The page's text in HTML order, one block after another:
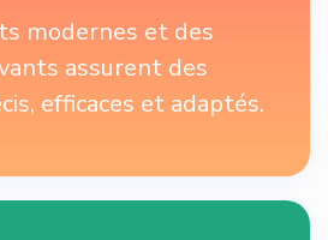
modernes et des
assurent des
efficaces et adaptés.